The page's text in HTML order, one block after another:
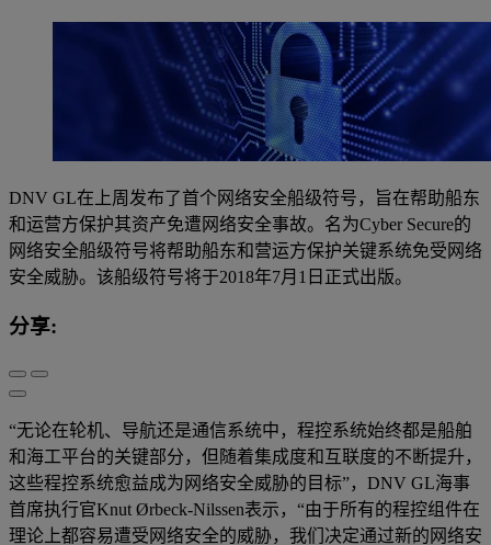
DNV GL在上周发布了首个网络安全船级符号，旨在帮助船东
和运营方保护其资产免遭网络安全事故。名为Cyber Secure的
网络安全船级符号将帮助船东和营运方保护关键系统免受网络
安全威胁。该船级符号将于2018年7月1日正式出版。
分享:
“无论在轮机、导航还是通信系统中，程控系统始终都是船舶
和海工平台的关键部分，但随着集成度和互联度的不断提升，
这些程控系统愈益成为网络安全威胁的目标”，DNV GL海事
首席执行官Knut Ørbeck-Nilssen表示，“由于所有的程控组件在
理论上都容易遭受网络安全的威胁，我们决定通过新的网络安